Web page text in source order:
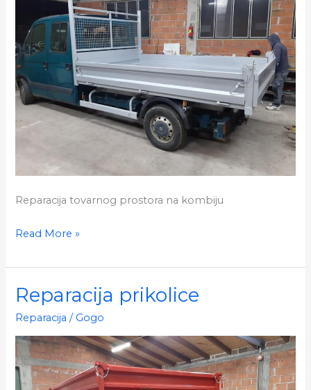
Reparacija tovarnog prostora na kombiju
Reparacija
Read More »
Reparacija prikolice
Reparacija / Gogo